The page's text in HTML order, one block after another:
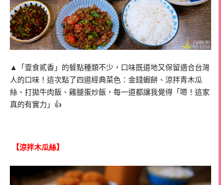
▲「壹食貳香」的餐點種類不少，口味既道地又保留適合台灣
人的口味！這次點了四道經典菜色：金錢蝦餅、涼拌青木瓜
絲、打拋牛肉飯、雞腿蛋炒飯，每一道都讓我覺得「嗯！這家
真的有實力」👍
【涼拌木瓜絲】